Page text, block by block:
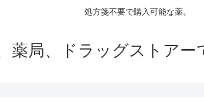
処方箋不要で購入可能な薬。
薬局、ドラッグストアー